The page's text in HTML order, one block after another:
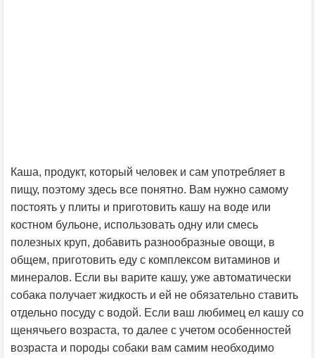
Каша, продукт, который человек и сам употребляет в
пищу, поэтому здесь все понятно. Вам нужно самому
постоять у плиты и приготовить кашу на воде или
костном бульоне, использовать одну или смесь
полезных круп, добавить разнообразные овощи, в
общем, приготовить еду с комплексом витаминов и
минералов. Если вы варите кашу, уже автоматически
собака получает жидкость и ей не обязательно ставить
отдельно посуду с водой. Если ваш любимец ел кашу со
щенячьего возраста, то далее с учетом особенностей
возраста и породы собаки вам самим необходимо